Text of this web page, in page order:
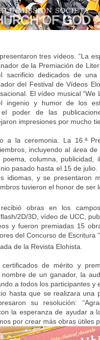
tres vídeos. “La
de la Premiación de
dedicados de una
del Festival de Vídeos
El vídeo musical “We
ingenio y humor de los
el poder de las
impresiones por mucho
a la ceremonia. La 16.ª
incluyendo al área
columna, publicidad,
pasado hasta el 15 de
idiomas, y se presentaron
tuvieron el honor de ser
obras en los campos
2D/3D, vídeo de UCC,
y fueron premiadas 15
del Concurso de Escritura
de la Revista Elohista.
de mérito y
de un ganador, la
a todos los participantes y
hasta que se realizara una
su resolución:
la esperanza de ayudar a
por crear más obras útiles